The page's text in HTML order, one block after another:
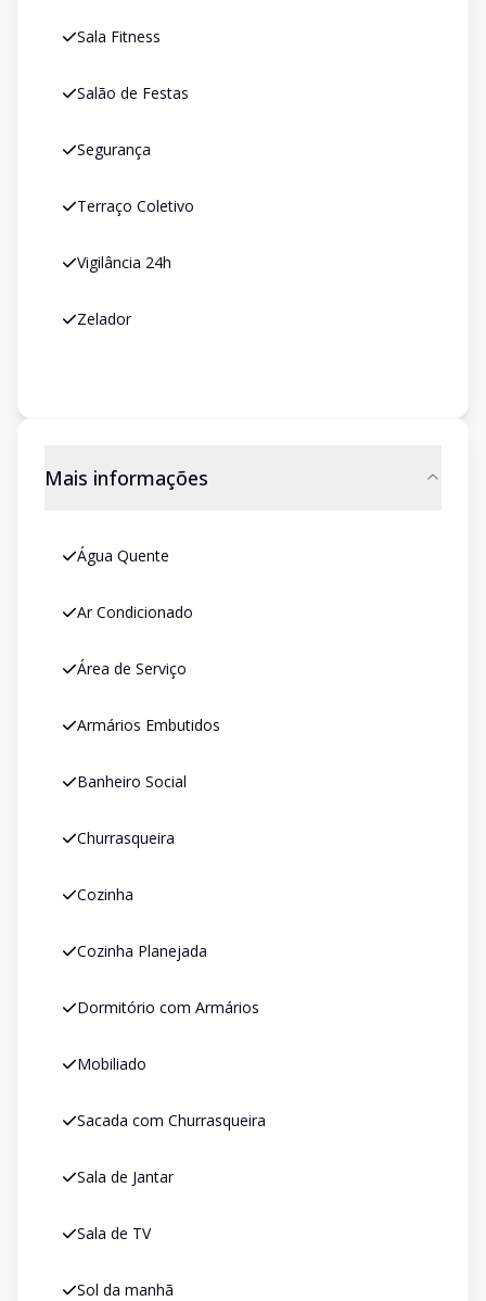
Sala Fitness
Salão de Festas
Segurança
Terraço Coletivo
Vigilância 24h
Zelador
Mais informações
Água Quente
Ar Condicionado
Área de Serviço
Armários Embutidos
Banheiro Social
Churrasqueira
Cozinha
Cozinha Planejada
Dormitório com Armários
Mobiliado
Sacada com Churrasqueira
Sala de Jantar
Sala de TV
Sol da manhã